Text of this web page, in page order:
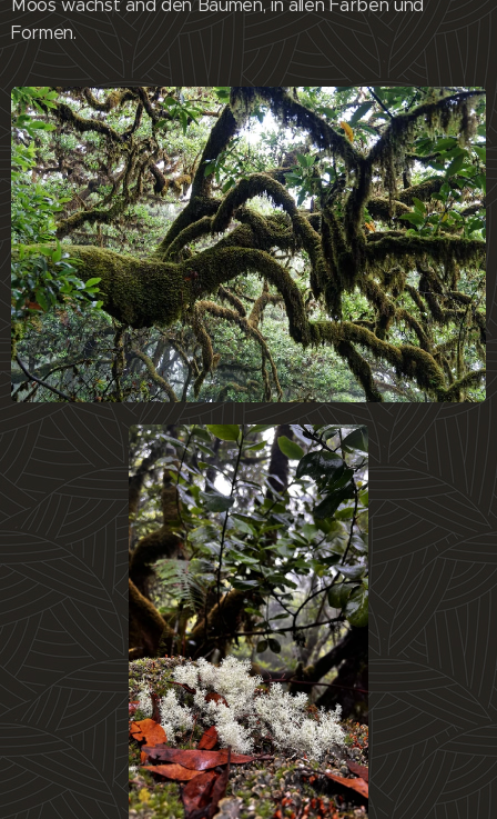
Moos wächst and den Bäumen, in allen Farben und
Formen.